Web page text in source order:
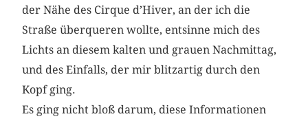
der Nähe des Cirque d’Hiver, an der ich die
Straße überqueren wollte, entsinne mich des
Lichts an diesem kalten und grauen Nachmittag,
und des Einfalls, der mir blitzartig durch den
Kopf ging.
Es ging nicht bloß darum, diese Informationen